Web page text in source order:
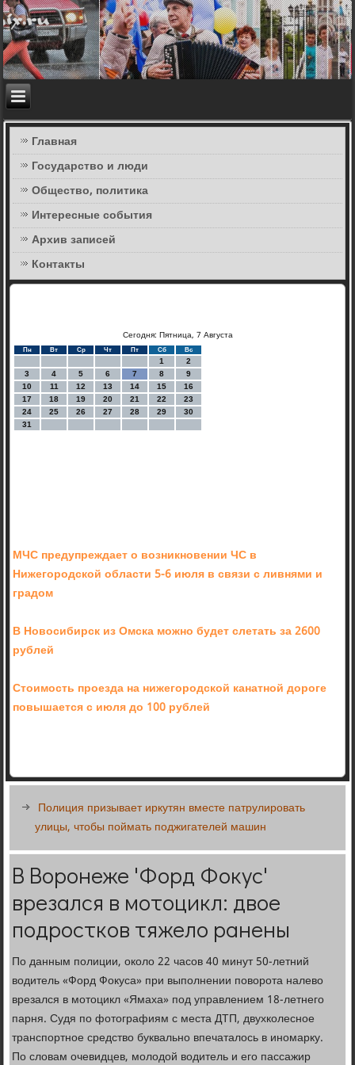
Главная
Государство и люди
Общество, политика
Интересные события
Архив записей
Контакты
Сегодня: Пятница, 7 Августа
Пн Вт Ср Чт Пт Сб Вс
1
2
3
4 5 6 7 8
9
10
11 12 13 14 15
16
17
18 19 20 21 22
23
24
25 26 27 28 29
30
31
МЧС предупреждает о возникновении ЧС в
Нижегородской области 5-6 июля в связи с ливнями и
градом
В Новосибирск из Омска можно будет слетать за 2600
рублей
Стоимость проезда на нижегородской канатной дороге
повышается с июля до 100 рублей
Полиция призывает иркутян вместе патрулировать
улицы, чтобы поймать поджигателей машин
В Воронеже 'Форд Фокус'
врезался в мотоцикл: двое
подростков тяжело ранены
По данным полиции, около 22 часов 40 минут 50-летний
водитель «Форд Фокуса» при выполнении поворота налево
врезался в мотоцикл «Ямаха» под управлением 18-летнего
парня. Судя по фотографиям с места ДТП, двухколесное
транспортное средство буквально впечаталось в иномарку.
По словам очевидцев, молодой водитель и его пассажир